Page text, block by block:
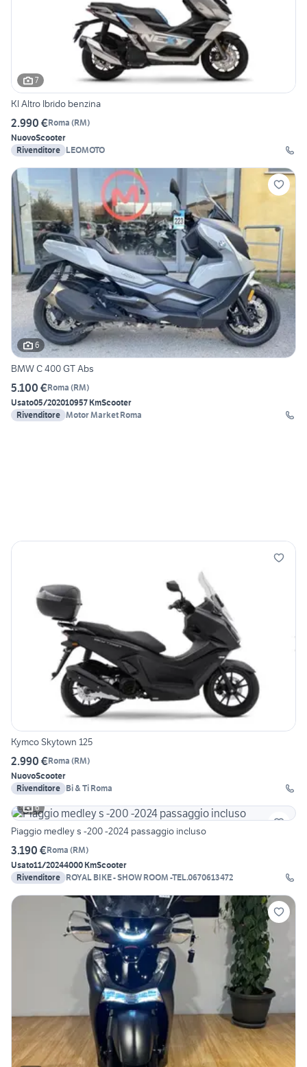
7
Kl Altro Ibrido benzina
2.990 €Roma (RM)
NuovoScooter
Rivenditore LEOMOTO
6
BMW C 400 GT Abs
5.100 €Roma (RM)
Usato05/202010957 KmScooter
Rivenditore Motor Market Roma
Kymco Skytown 125
2.990 €Roma (RM)
NuovoScooter
Rivenditore
Bi & Ti Roma
6
Piaggio medley s -200 -2024 passaggio incluso
3.190 €Roma (RM)
Usato11/20244000 KmScooter
Rivenditore ROYAL BIKE - SHOW ROOM -TEL.0670613472